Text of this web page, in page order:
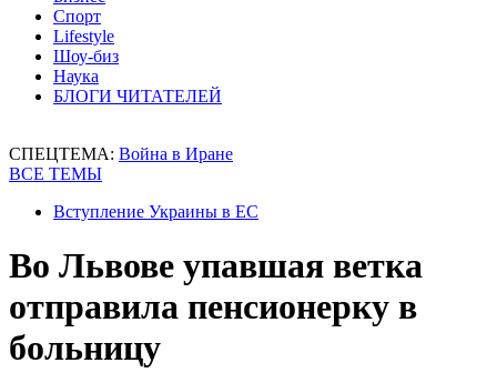
Спорт
Lifestyle
Шоу-биз
Наука
БЛОГИ ЧИТАТЕЛЕЙ
СПЕЦТЕМА: Война в Иране
ВСЕ ТЕМЫ
Вступление Украины в ЕС
Во Львове упавшая ветка
отправила пенсионерку в
больницу